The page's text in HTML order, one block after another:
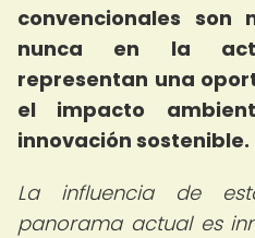
convencionales son
nunca en la
representan una
el impacto
innovación sostenible.
La influencia de
panorama actual es